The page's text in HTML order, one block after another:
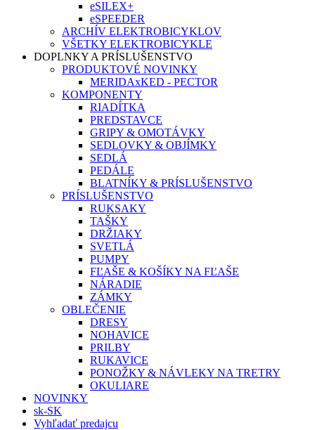
eSILEX+
eSPEEDER
ARCHÍV ELEKTROBICYKLOV
VŠETKY ELEKTROBICYKLE
DOPLNKY A PRÍSLUŠENSTVO
PRODUKTOVÉ NOVINKY
MERIDAxKED - PECTOR
KOMPONENTY
RIADÍTKA
PREDSTAVCE
GRIPY & OMOTÁVKY
SEDLOVKY & OBJÍMKY
SEDLÁ
PEDÁLE
BLATNÍKY & PRÍSLUŠENSTVO
PRÍSLUŠENSTVO
RUKSAKY
TAŠKY
DRŽIAKY
SVETLÁ
PUMPY
FĽAŠE & KOŠÍKY NA FĽAŠE
NÁRADIE
ZÁMKY
OBLEČENIE
DRESY
NOHAVICE
PRILBY
RUKAVICE
PONOŽKY & NÁVLEKY NA TRETRY
OKULIARE
NOVINKY
sk-SK
Vyhľadať predajcu